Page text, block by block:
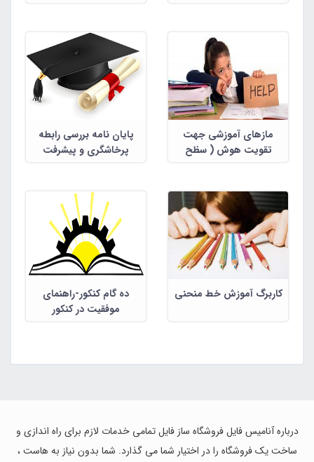
مازهای آموزشی جهت
تقویت هوش ( سظح
پایان نامه بررسی رابطه
پرخاشگری و پیشرفت
مقطع اول دبستان شهرقزوین
کاربرگ آموزش خط منحنی
ده گام کنکور-راهنمای
موفقیت در کنکور
درباره آنامیس فایل فروشگاه ساز فایل تمامی خدمات لازم برای راه اندازی و
ساخت یک فروشگاه را در اختیار شما می گذارد. شما بدون نیاز به هاست ،